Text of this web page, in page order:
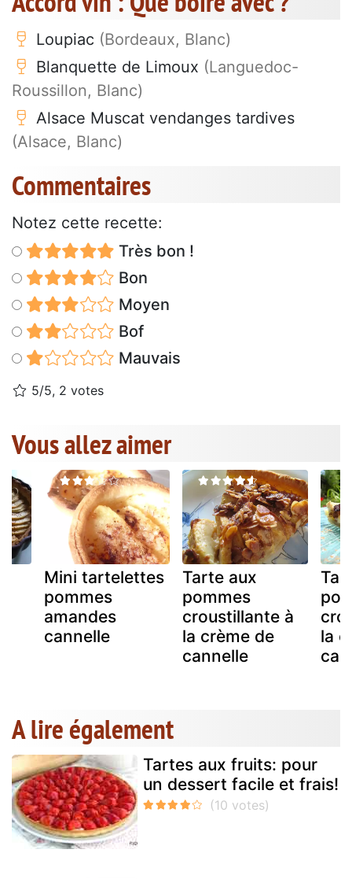
Loupiac (Bordeaux, Blanc)
Blanquette de Limoux (Languedoc-
Roussillon, Blanc)
Alsace Muscat vendanges tardives
(Alsace, Blanc)
Commentaires
Notez cette recette:
Très bon !
Bon
Moyen
Bof
Mauvais
5/5, 2 votes
Vous allez aimer
Mini tartelettes
pommes
amandes
cannelle
Tarte aux
pommes
croustillante à
la crème de
cannelle
la
A lire également
Tartes aux fruits: pour
un dessert facile et frais!